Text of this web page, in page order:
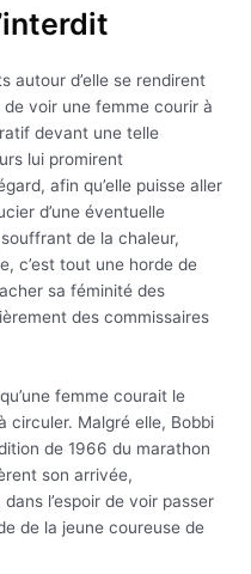
autour d’elle se rendirent
voir une femme courir à
devant une telle
lui promirent
afin qu’elle puisse aller
d’une éventuelle
de la chaleur,
c’est tout une horde de
sa féminité des
des commissaires
femme courait le
circuler. Malgré elle, Bobbi
de 1966 du marathon
son arrivée,
l’espoir de voir passer
de la jeune coureuse de